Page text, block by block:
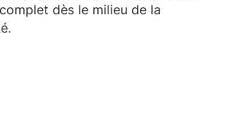
dès le milieu de la